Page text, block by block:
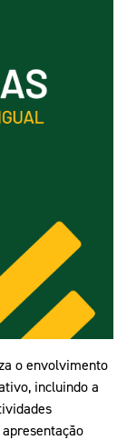
o envolvimento
incluindo a